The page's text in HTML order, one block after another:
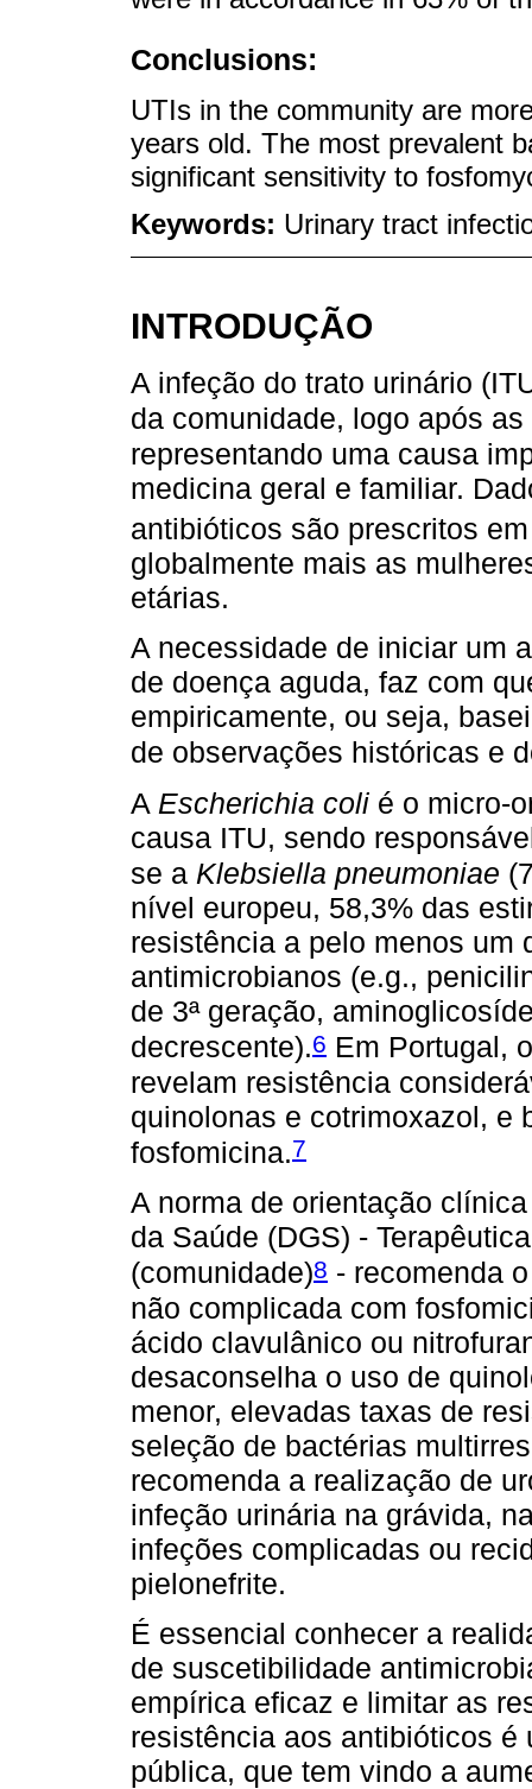
Conclusions:
UTIs in the community are
years old. The most prevalent
significant sensitivity to
Keywords: Urinary tract
INTRODUÇÃO
A infeção do trato urinário
da comunidade, logo após
representando uma causa
medicina geral e familiar.
antibióticos são prescritos
globalmente mais as
etárias.
A necessidade de iniciar um
de doença aguda, faz com
empiricamente, ou seja,
de observações históricas e
A Escherichia coli é o micro-
causa ITU, sendo
se a Klebsiella pneumoniae
nível europeu, 58,3% das
resistência a pelo menos um
antimicrobianos (e.g.,
de 3ª geração,
decrescente).6 Em Portugal,
revelam resistência
quinolonas e cotrimoxazol, e
fosfomicina.7
A norma de orientação
da Saúde (DGS) -
(comunidade)8 - recomenda
não complicada com
ácido clavulânico ou
desaconselha o uso de
menor, elevadas taxas de
seleção de bactérias
recomenda a realização de
infeção urinária na grávida,
infeções complicadas ou
pielonefrite.
É essencial conhecer a
de suscetibilidade
empírica eficaz e limitar as
resistência aos antibióticos é
pública, que tem vindo a